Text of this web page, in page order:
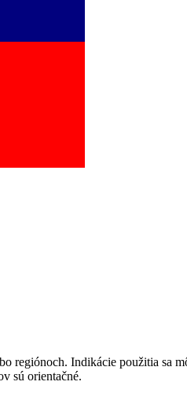
k jednotlivým metódam
regiónoch. Indikácie použitia
sú orientačné.